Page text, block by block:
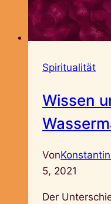
Spiritualität
Wissen
Von
5, 2021
Der